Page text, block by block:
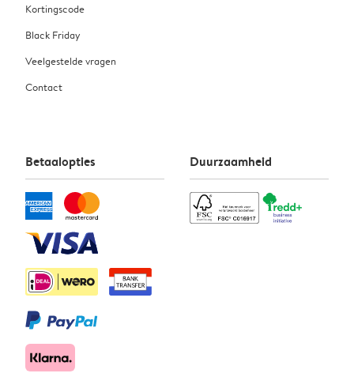
Kortingscode
Black Friday
Veelgestelde vragen
Contact
Betaalopties Duurzaamheid